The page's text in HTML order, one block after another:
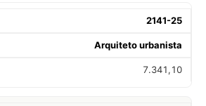
2141-25
Arquiteto urbanista
7.341,10